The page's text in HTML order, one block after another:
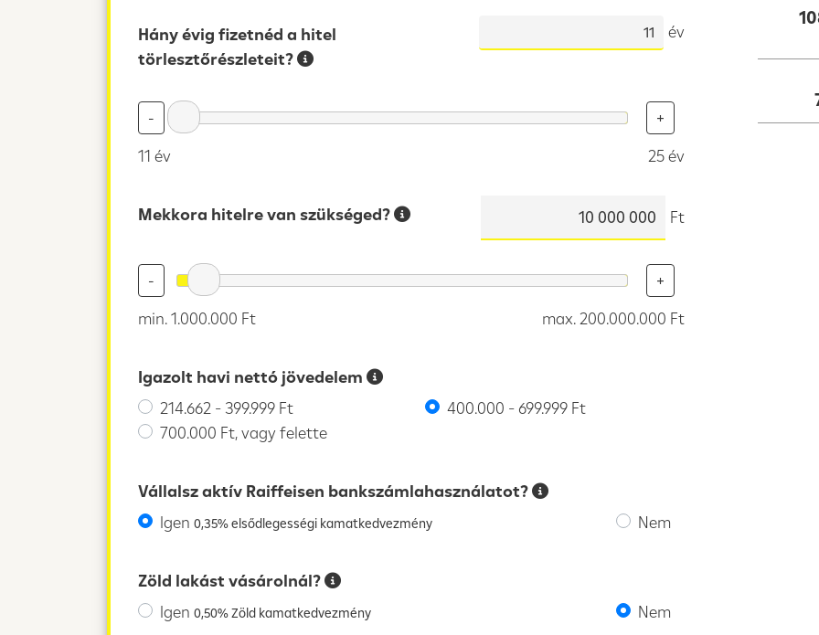
Hány évig fizetnéd a hitel
törlesztőrészleteit?
év
- +
11 év 25 év
Mekkora hitelre van szükséged? Ft
- +
min. 1.000.000 Ft max. 200.000.000 Ft
Igazolt havi nettó jövedelem
214.662 - 399.999 Ft
400.000 - 699.999 Ft
700.000 Ft, vagy felette
Vállalsz aktív Raiffeisen bankszámlahasználatot?
Igen 0,35% elsődlegességi kamatkedvezmény Nem
Zöld lakást vásárolnál?
Igen 0,50% Zöld kamatkedvezmény Nem